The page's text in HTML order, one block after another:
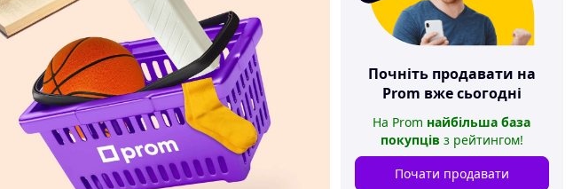
Почніть продавати на
Prom вже сьогодні
На Prom найбільша база
покупців з рейтингом!
Почати продавати